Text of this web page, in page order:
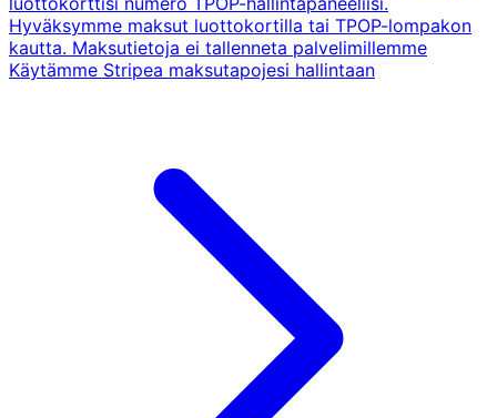
Hyväksymme maksut luottokortilla tai TPOP-lompakon
kautta. Maksutietoja ei tallenneta palvelimillemme
Käytämme Stripea maksutapojesi hallintaan